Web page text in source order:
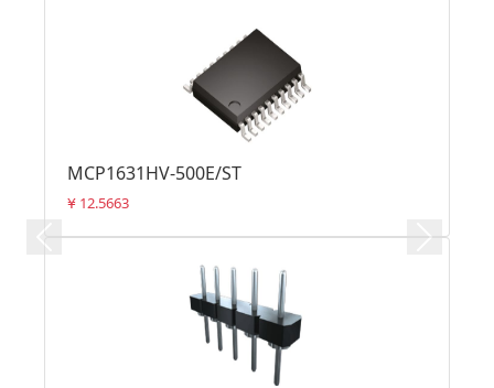
MCP1631HV-500E/ST
¥ 12.5663
Previous